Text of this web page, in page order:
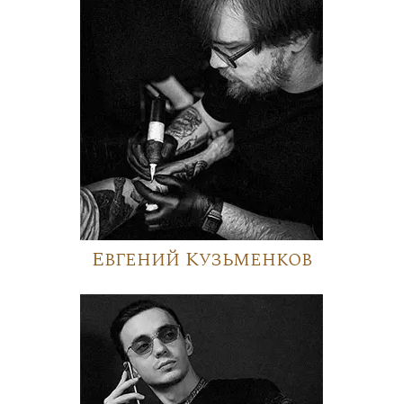
Евгений Кузьменков